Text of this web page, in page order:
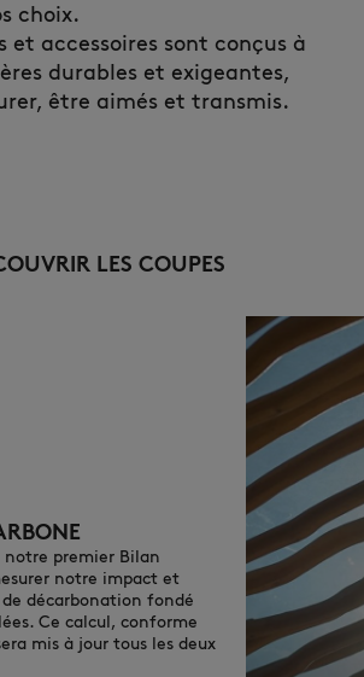
choix.
et accessoires sont conçus à
durables et exigeantes,
être aimés et transmis.
LES COUPES
notre premier Bilan
notre impact et
décarbonation fondé
Ce calcul, conforme
mis à jour tous les deux